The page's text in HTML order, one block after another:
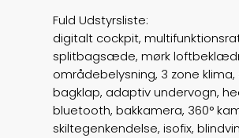
Fuld Udstyrsliste:
digitalt cockpit,
splitbagsæde, mørk
områdebelysning, 3 zone
bagklap, adaptiv undervogn,
bluetooth, bakkamera, 360°
skiltegenkendelse, isofix,